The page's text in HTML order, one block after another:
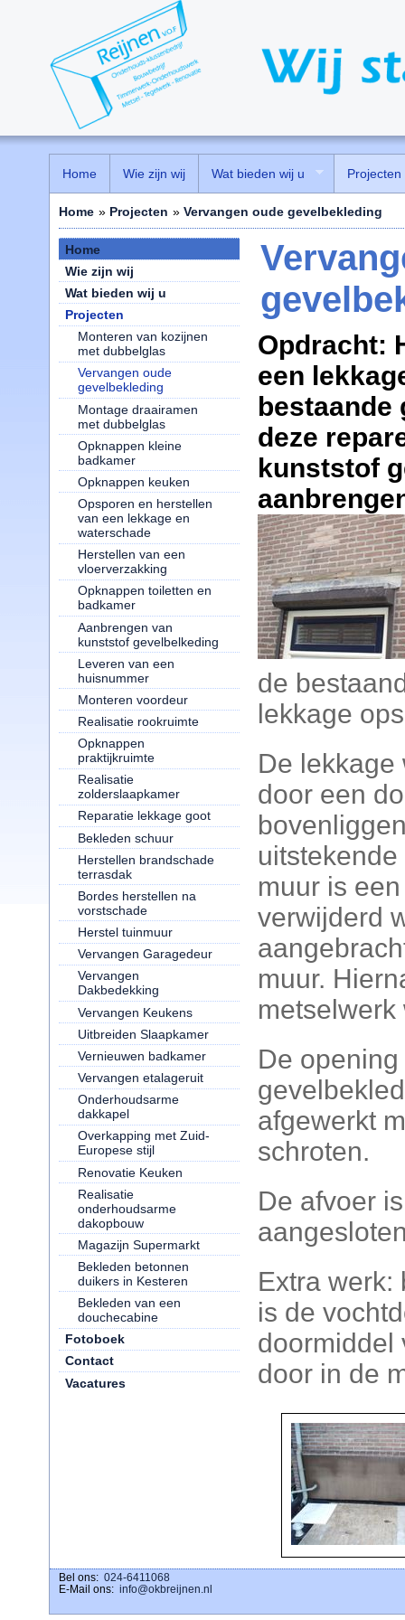
Home » Projecten » Vervangen oude gevelbekleding
Home
Wie zijn wij
Wat bieden wij u
Projecten
Monteren van kozijnen
met dubbelglas
Vervangen oude
gevelbekleding
Montage draairamen
met dubbelglas
Opknappen kleine
badkamer
Opknappen keuken
Opsporen en herstellen
van een lekkage en
waterschade
Herstellen van een
vloerverzakking
Opknappen toiletten en
badkamer
Aanbrengen van
kunststof gevelbelkeding
Leveren van een
huisnummer
Monteren voordeur
Realisatie rookruimte
Opknappen
praktijkruimte
Realisatie
zolderslaapkamer
Reparatie lekkage goot
Bekleden schuur
Herstellen brandschade
terrasdak
Bordes herstellen na
vorstschade
Herstel tuinmuur
Vervangen Garagedeur
Vervangen
Dakbedekking
Vervangen Keukens
Uitbreiden Slaapkamer
Vernieuwen badkamer
Vervangen etalageruit
Onderhoudsarme
dakkapel
Overkapping met Zuid-
Europese stijl
Renovatie Keuken
Realisatie
onderhoudsarme
dakopbouw
Magazijn Supermarkt
Bekleden betonnen
duikers in Kesteren
Bekleden van een
douchecabine
Fotoboek
Contact
Vacatures
Opdracht:
een
bestaande
deze
kunststof
de
lekkage
De lekkage
door een
muur is
verwijderd
muur.
De
afgewerkt
schroten.
De afvoer
Extra werk:
is de
doormiddel
door in de
download ig stories
Bel ons: 024-6411068
E-Mail ons: info@okbreijnen.nl
Home Wie zijn wij Wat bieden wij u Projecten